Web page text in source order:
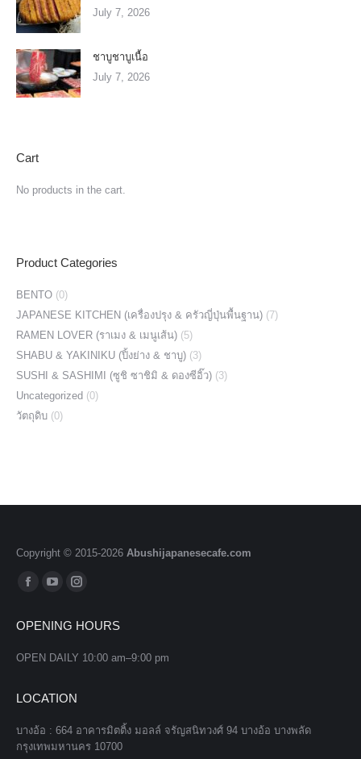
July 7, 2026
ชาบูชาบูเนื้อ
July 7, 2026
Cart
No products in the cart.
Product Categories
BENTO (0)
JAPANESE KITCHEN (เครื่องปรุง & ครัวญี่ปุ่นพื้นฐาน) (7)
RAMEN LOVER (ราเมง & เมนูเส้น) (5)
SHABU & YAKINIKU (ปิ้งย่าง & ชาบู) (3)
SUSHI & SASHIMI (ซูชิ ซาชิมิ & ดองซีอิ๊ว) (3)
Uncategorized (0)
วัตถุดิบ (0)
Copyright © 2015-2026 Abushijapanesecafe.com
Find us on:
Facebook
opens
in
window
YouTube
opens
in
window
Instagram
opens
in
window
OPENING HOURS
OPEN DAILY 10:00 am–9:00 pm
LOCATION
บางอ้อ : 664 อาคารมิตติ้ง มอลล์ จรัญสนิทวงศ์ 94 บางอ้อ บางพลัด
กรุงเทพมหานคร 10700